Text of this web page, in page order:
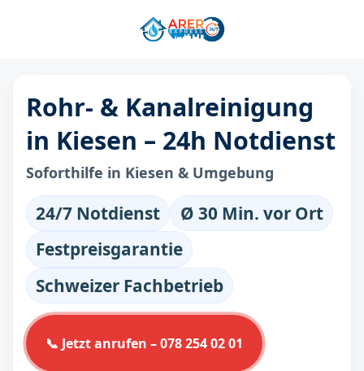
Rohr- & Kanalreinigung
in Kiesen – 24h Notdienst
Soforthilfe in Kiesen & Umgebung
24/7 Notdienst
Ø 30 Min. vor Ort
Festpreisgarantie
Schweizer Fachbetrieb
📞 Jetzt anrufen – 078 254 02 01